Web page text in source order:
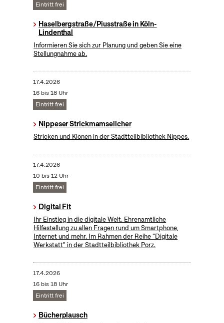
Eintritt frei
Haselbergstraße/Piusstraße in Köln-
Lindenthal
Informieren Sie sich zur Planung und geben Sie eine
Stellungnahme ab.
17.4.2026
16 bis 18 Uhr
Eintritt frei
Nippeser Strickmamsellcher
Stricken und Klönen in der Stadtteilbibliothek Nippes.
17.4.2026
10 bis 12 Uhr
Eintritt frei
Digital Fit
Ihr Einstieg in die digitale Welt. Ehrenamtliche
Hilfestellung zu allen Fragen rund um Smartphone,
Internet und mehr. Im Rahmen der Reihe "Digitale
Werkstatt" in der Stadtteilbibliothek Porz.
17.4.2026
16 bis 18 Uhr
Eintritt frei
Bücherplausch